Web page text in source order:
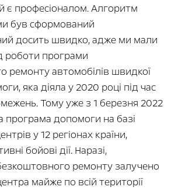
є професіоналом. Алгоритм
був сформований
досить швидко, адже ми мали
роботи програми
ремонту автомобілів швидкої
яка діяла у 2020 році під час
Тому уже з 1 березня 2022
програма допомоги на базі
у 12 регіонах країни,
бойові дії. Наразі,
ремонту залучено
майже по всій території